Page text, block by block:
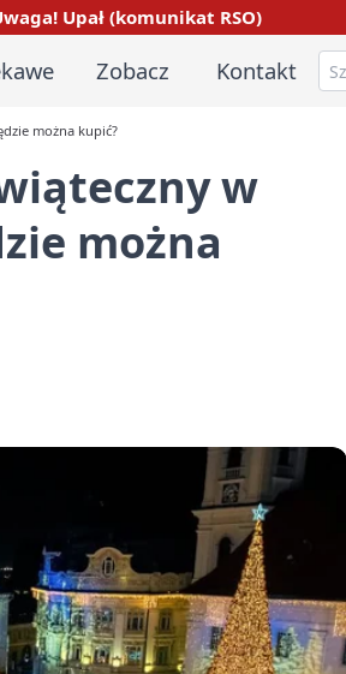
Upał (komunikat RSO)
Zobacz Kontakt
można kupić?
w
można